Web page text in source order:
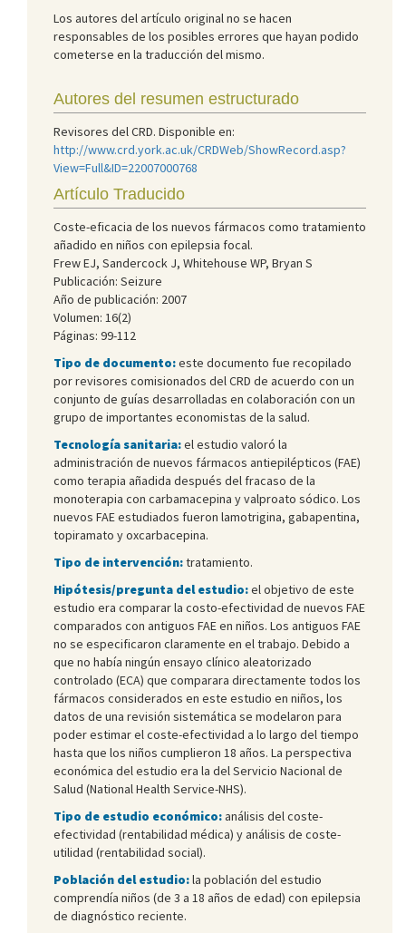
Los autores del artículo original no se hacen
responsables de los posibles errores que hayan podido
cometerse en la traducción del mismo.
Autores del resumen estructurado
Revisores del CRD. Disponible en:
http://www.crd.york.ac.uk/CRDWeb/ShowRecord.asp?
View=Full&ID=22007000768
Artículo Traducido
Coste-eficacia de los nuevos fármacos como tratamiento
añadido en niños con epilepsia focal.
Frew EJ, Sandercock J, Whitehouse WP, Bryan S
Publicación: Seizure
Año de publicación: 2007
Volumen: 16(2)
Páginas: 99-112
Tipo de documento:este documento fue recopilado
por revisores comisionados del CRD de acuerdo con un
conjunto de guías desarrolladas en colaboración con un
grupo de importantes economistas de la salud.
Tecnología sanitaria:el estudio valoró la
administración de nuevos fármacos antiepilépticos (FAE)
como terapia añadida después del fracaso de la
monoterapia con carbamacepina y valproato sódico. Los
nuevos FAE estudiados fueron lamotrigina, gabapentina,
topiramato y oxcarbacepina.
Tipo de intervención:tratamiento.
Hipótesis/pregunta del estudio:el objetivo de este
estudio era comparar la costo-efectividad de nuevos FAE
comparados con antiguos FAE en niños. Los antiguos FAE
no se especificaron claramente en el trabajo. Debido a
que no había ningún ensayo clínico aleatorizado
controlado (ECA) que comparara directamente todos los
fármacos considerados en este estudio en niños, los
datos de una revisión sistemática se modelaron para
poder estimar el coste-efectividad a lo largo del tiempo
hasta que los niños cumplieron 18 años. La perspectiva
económica del estudio era la del Servicio Nacional de
Salud (National Health Service-NHS).
Tipo de estudio económico:análisis del coste-
efectividad (rentabilidad médica) y análisis de coste-
utilidad (rentabilidad social).
Población del estudio:la población del estudio
comprendía niños (de 3 a 18 años de edad) con epilepsia
de diagnóstico reciente.